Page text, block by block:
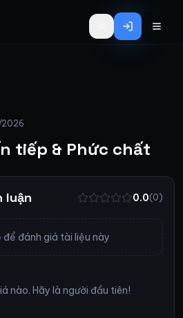
tiếp & Phức chất
luận 0.0(0)
để đánh giá tài liệu này
nào. Hãy là người đầu tiên!